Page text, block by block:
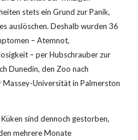
stets ein Grund zur Panik,
auslöschen. Deshalb wurden 36
– Atemnot,
– per Hubschrauber zur
Dunedin, den Zoo nach
Massey-Universität in Palmerston
sind dennoch gestorben,
mehrere Monate